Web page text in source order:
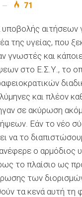
71
υποβολής αιτήσεων
της υγείας, που
γνωστές και
στο Ε.Σ.Υ., το
και πλέον
σε ακύρωση
Εάν το νέο
να το
ο αρμόδιος
το πλαίσιο ως
των
τα κενά αυτή τη